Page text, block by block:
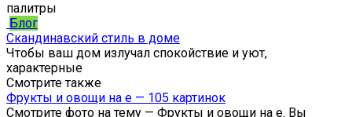
палитры
Блог
Скандинавский стиль в доме
Чтобы ваш дом излучал спокойствие и уют,
характерные
Смотрите также
Фрукты и овощи на е — 105 картинок
Смотрите фото на тему — Фрукты и овощи на е. Вы